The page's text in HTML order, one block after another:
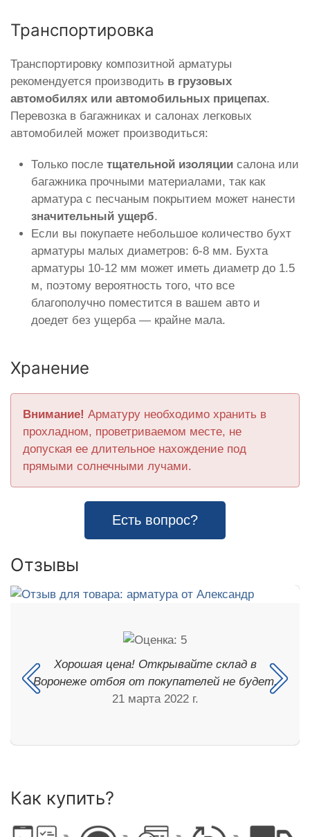
Транспортировка
Транспортировку композитной арматуры
рекомендуется производить в грузовых
автомобилях или автомобильных прицепах.
Перевозка в багажниках и салонах легковых
автомобилей может производиться:
Только после тщательной изоляции салона или
багажника прочными материалами, так как
арматура с песчаным покрытием может нанести
значительный ущерб.
Если вы покупаете небольшое количество бухт
арматуры малых диаметров: 6-8 мм. Бухта
арматуры 10-12 мм может иметь диаметр до 1.5
м, поэтому вероятность того, что все
благополучно поместится в вашем авто и
доедет без ущерба — крайне мала.
Хранение
Внимание! Арматуру необходимо хранить в
прохладном, проветриваемом месте, не
допуская ее длительное нахождение под
прямыми солнечными лучами.
Есть вопрос?
Отзывы
Хорошая цена! Открывайте склад в
Воронеже отбоя от покупателей не будет.
21 марта 2022 г.
Как купить?